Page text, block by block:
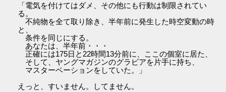
「電気を付けてはダメ、その他にも行動は制限されてい
る。
不純物を全て取り除き、半年前に発生した時空変動の時
と、
条件を同じにする。
あなたは、半年前・・・
正確には175日と22時間13分前に、ここの個室に居た、
そして、ヤングマガジンのグラビアを片手に持ち、
マスターベーションをしていた。」
えっと、すいません。してません。